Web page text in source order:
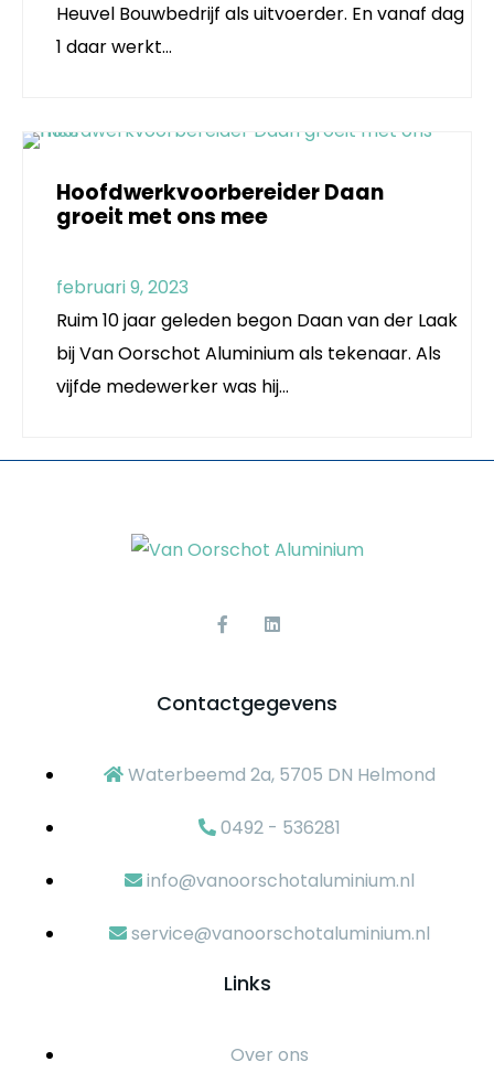
Heuvel Bouwbedrijf als uitvoerder. En vanaf dag
1 daar werkt…
Hoofdwerkvoorbereider Daan
groeit met ons mee
februari 9, 2023
Ruim 10 jaar geleden begon Daan van der Laak
bij Van Oorschot Aluminium als tekenaar. Als
vijfde medewerker was hij…
Contactgegevens
Waterbeemd 2a, 5705 DN Helmond
0492 - 536281
info@vanoorschotaluminium.nl
service@vanoorschotaluminium.nl
Links
Over ons